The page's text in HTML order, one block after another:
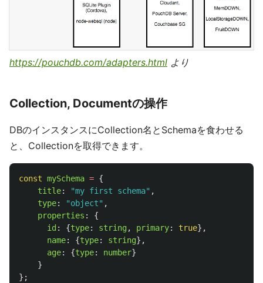
https://pouchdb.com/adapters.html より
Collection, Documentの操作
DBのインスタンスにCollection名とSchemaを食わせる
と、Collectionを取得できます。
const mySchema = {
title: "my first schema" ,
type: "object" ,
properties :
{
id : {type: string, primary: true},
name: {type: string},
age: {type: number}
}
};